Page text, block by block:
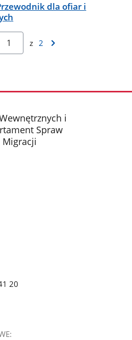
dla ofiar i
z 2
i
Spraw
20